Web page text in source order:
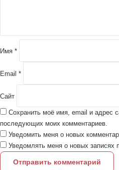
и
йИмя *
Email *
Сайт
Сохранить моё имя, email и адрес
последующих моих комментариев.
Уведомить меня о новых
Уведомлять меня о новых записях